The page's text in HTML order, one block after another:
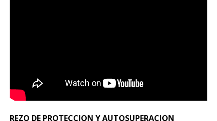
REZO DE PROTECCION Y AUTOSUPERACION